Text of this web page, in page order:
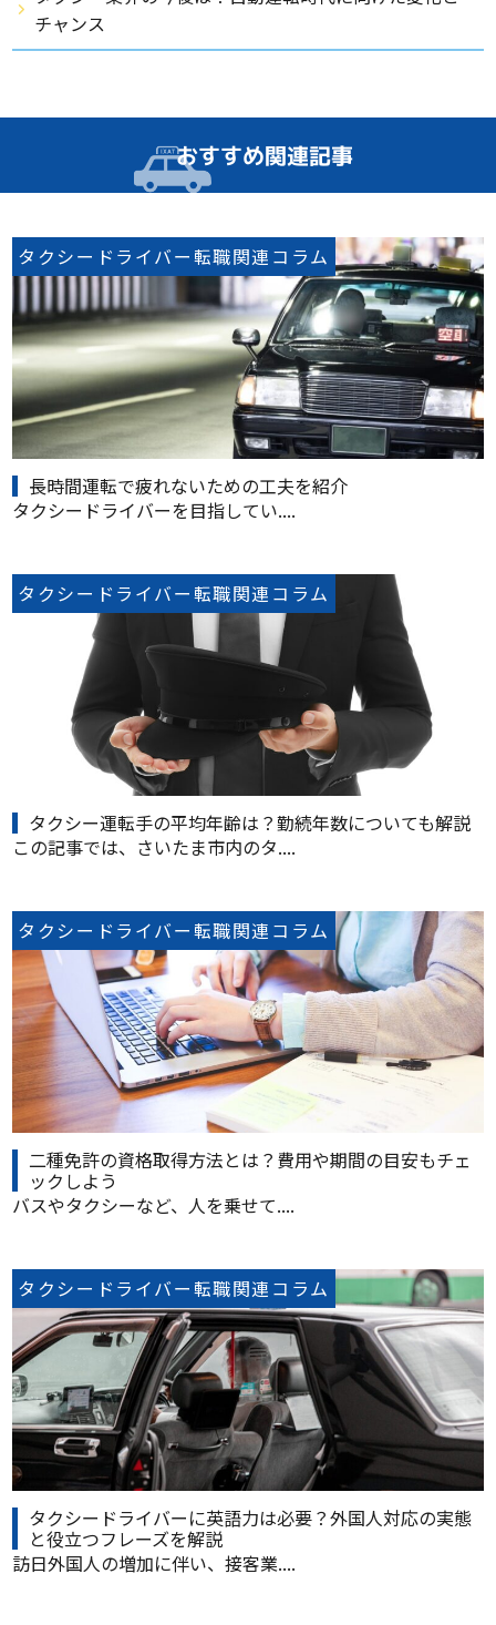
チャンス
おすすめ関連記事
タクシードライバー転職関連コラム
長時間運転で疲れないための工夫を紹介
タクシードライバーを目指してい....
タクシードライバー転職関連コラム
タクシー運転手の平均年齢は？勤続年数についても解説
この記事では、さいたま市内のタ....
タクシードライバー転職関連コラム
二種免許の資格取得方法とは？費用や期間の目安もチェ
ックしよう
バスやタクシーなど、人を乗せて....
タクシードライバー転職関連コラム
タクシードライバーに英語力は必要？外国人対応の実態
と役立つフレーズを解説
訪日外国人の増加に伴い、接客業....